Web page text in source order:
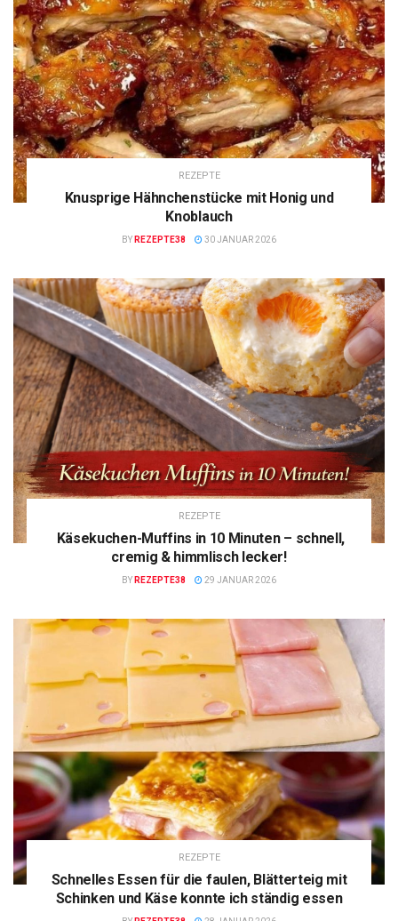
REZEPTE
Knusprige Hähnchenstücke mit Honig und
Knoblauch
BY REZEPTE38 30 JANUAR 2026
REZEPTE
Käsekuchen-Muffins in 10 Minuten – schnell,
cremig & himmlisch lecker!
BY REZEPTE38 29 JANUAR 2026
REZEPTE
Schnelles Essen für die faulen, Blätterteig mit
Schinken und Käse konnte ich ständig essen